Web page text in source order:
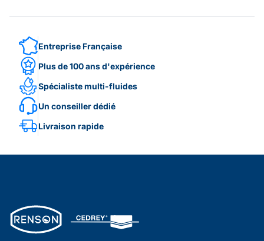
Entreprise Française
Plus de 100 ans d'expérience
Spécialiste multi-fluides
Un conseiller dédié
Livraison rapide